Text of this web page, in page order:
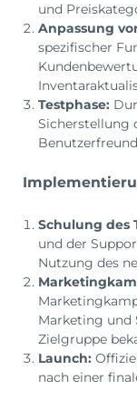
und
Anpassung
spezifischer
Testphase:
Sicherstellung
Schulung des
und der
Nutzung des
Marketing und
Zielgruppe
Launch:
nach einer